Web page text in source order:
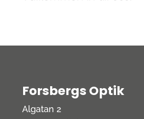
Forsbergs Optik
Algatan 2